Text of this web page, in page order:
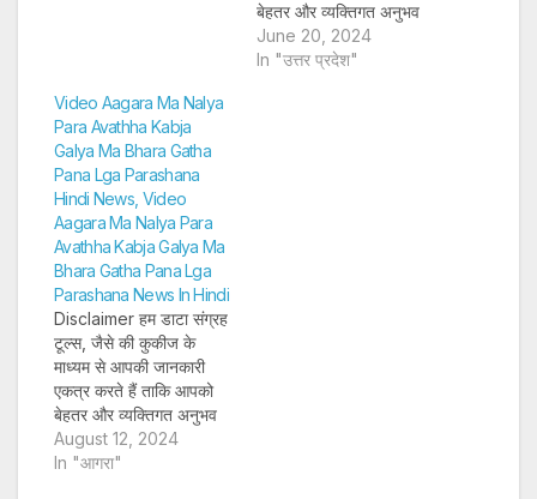
बेहतर और व्यक्तिगत अनुभव
प्रदान कर सकें और लक्षित
विज्ञापन पेश कर सकें। अगर
June 20, 2024
In "उत्तर प्रदेश"
Video Aagara Ma Nalya
Para Avathha Kabja
Galya Ma Bhara Gatha
Pana Lga Parashana
Hindi News, Video
Aagara Ma Nalya Para
Avathha Kabja Galya Ma
Bhara Gatha Pana Lga
Parashana News In Hindi
Disclaimer हम डाटा संग्रह
टूल्स, जैसे की कुकीज के
माध्यम से आपकी जानकारी
एकत्र करते हैं ताकि आपको
बेहतर और व्यक्तिगत अनुभव
प्रदान कर सकें और लक्षित
विज्ञापन पेश कर सकें। अगर
August 12, 2024
In "आगरा"